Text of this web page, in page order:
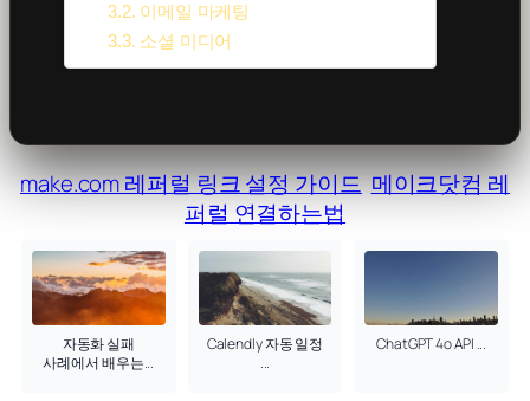
이메일 마케팅
소셜 미디어
make.com 레퍼럴 링크 설정 가이드 메이크닷컴 레
퍼럴 연결하는법
자동화 실패
사례에서 배우는...
Calendly 자동 일정
...
ChatGPT 4o API ...